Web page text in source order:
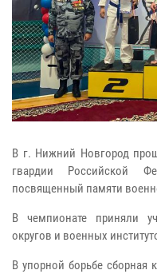
В г. Нижний Новгород
гвардии Российской
посвященный памяти
В чемпионате приняли
округов и военных
В упорной борьбе сборная